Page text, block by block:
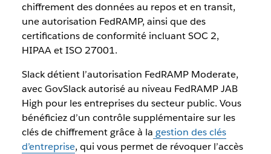
chiffrement des données au repos et en transit,
une autorisation FedRAMP, ainsi que des
certifications de conformité incluant SOC 2,
HIPAA et ISO 27001.
Slack détient l’autorisation FedRAMP Moderate,
avec GovSlack autorisé au niveau FedRAMP JAB
High pour les entreprises du secteur public. Vous
bénéficiez d’un contrôle supplémentaire sur les
clés de chiffrement grâce à la gestion des clés
d’entreprise, qui vous permet de révoquer l’accès